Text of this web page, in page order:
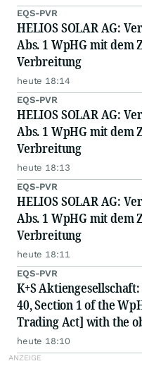
EQS-PVR
HELIOS SOLAR AG:
Abs. 1 WpHG mit dem
Verbreitung
heute 18:14
EQS-PVR
HELIOS SOLAR AG:
Abs. 1 WpHG mit dem
Verbreitung
heute 18:13
EQS-PVR
HELIOS SOLAR AG:
Abs. 1 WpHG mit dem
Verbreitung
heute 18:11
EQS-PVR
K+S
40, Section 1 of the
Trading Act] with the
distribution
heute 18:10